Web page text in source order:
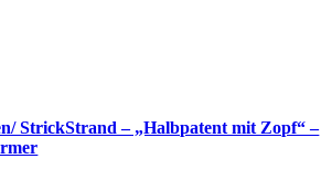
StrickStrand – „Halbpatent mit Zopf“ –